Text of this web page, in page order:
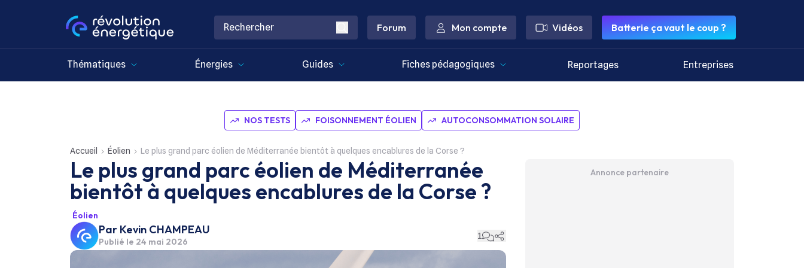
Forum Mon compte Vidéos Batterie ça vaut le coup ?
Thématiques Énergies Guides Fiches pédagogiques Reportages Entreprises
NOS TESTS FOISONNEMENT ÉOLIEN AUTOCONSOMMATION SOLAIRE
Accueil Éolien Le plus grand parc éolien de Méditerranée bientôt à quelques encablures de la Corse ?
Le plus grand parc éolien de Méditerranée
bientôt à quelques encablures de la Corse ?
Éolien
Par Kevin CHAMPEAU
Publié le 24 mai 2026
1
Annonce partenaire